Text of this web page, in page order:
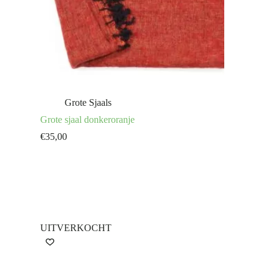
Grote Sjaals
Grote sjaal donkeroranje
€35,00
UITVERKOCHT